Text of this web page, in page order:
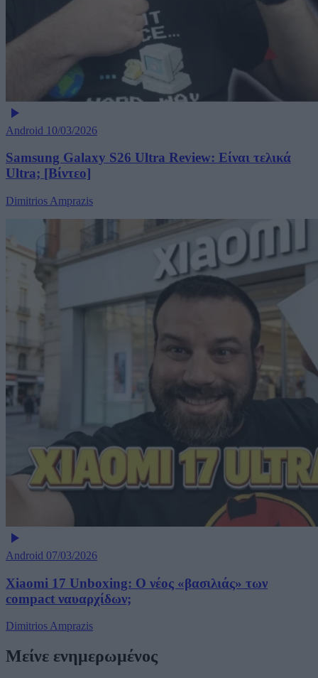
Android 10/03/2026
Samsung Galaxy S26 Ultra Review: Είναι τελικά
Ultra; [Βίντεο]
Dimitrios Amprazis
Android 07/03/2026
Xiaomi 17 Unboxing: Ο νέος «βασιλιάς» των
compact ναυαρχίδων;
Dimitrios Amprazis
Μείνε ενημερωμένος